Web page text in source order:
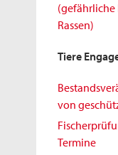
(gefährliche
Rassen)
Tiere
von
Termine